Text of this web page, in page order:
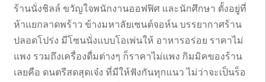
ร้านนั่งชิลล์ ขวัญใจพนักงานออฟฟิศ และนักศึกษา ตั้งอยู่ที่
ห้าแยกลาดพร้าว ข้างมหาลัยเซนต์จอห์น บรรยากาศร้าน
ปลอดโปร่ง มีโซนนั่งแบบโอเพ่นให้ อาหารอร่อย ราคาไม่
แพง รวมถึงเครื่องดื่มต่างๆ ก็ราคาไม่แพง กิมมิคของร้าน
เลยคือ ดนตรีสดสุดเจ๋ง ที่มีให้ฟังกันทุกแนว ไม่ว่าจะเป็นร็อ